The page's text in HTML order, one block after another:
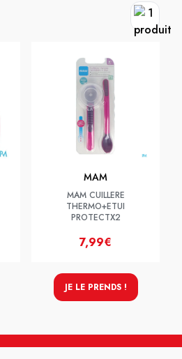
MAM
MAM CUILLERE
THERMO+ETUI
PROTECTX2
7,99€
JE LE PRENDS !